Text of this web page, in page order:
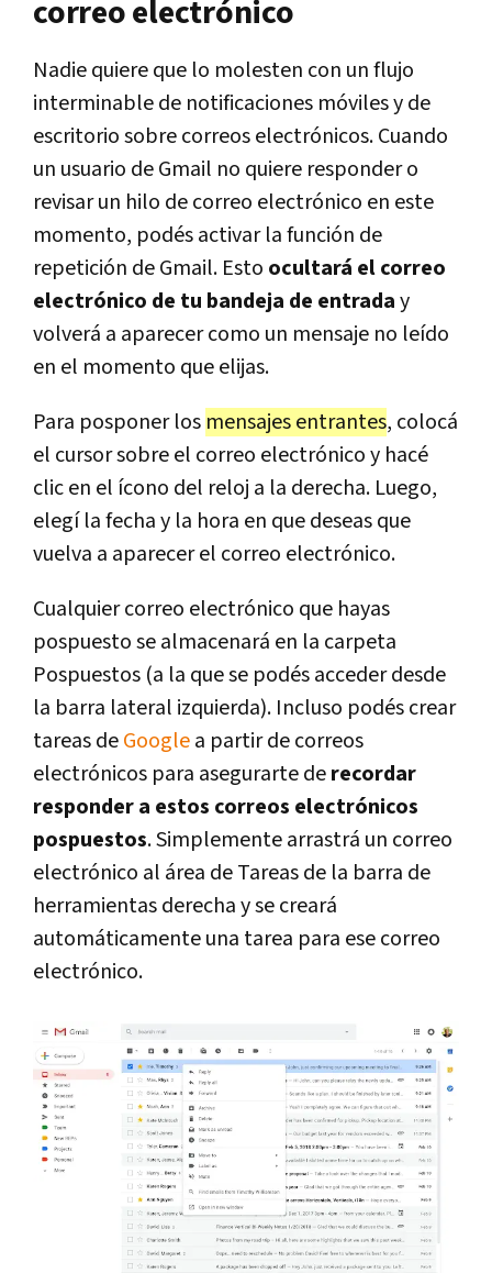
correo electrónico
Nadie quiere que lo molesten con un flujo
interminable de notificaciones móviles y de
escritorio sobre correos electrónicos. Cuando
un usuario de Gmail no quiere responder o
revisar un hilo de correo electrónico en este
momento, podés activar la función de
repetición de Gmail. Esto ocultará el correo
electrónico de tu bandeja de entraday
volverá a aparecer como un mensaje no leído
en el momento que elijas.
Para posponer los mensajes entrantes, colocá
el cursor sobre el correo electrónico y hacé
clic en el ícono del reloj a la derecha. Luego,
elegí la fecha y la hora en que deseas que
vuelva a aparecer el correo electrónico.
Cualquier correo electrónico que hayas
pospuesto se almacenará en la carpeta
Pospuestos (a la que se podés acceder desde
la barra lateral izquierda). Incluso podés crear
tareas deGooglea partir de correos
electrónicos para asegurarte derecordar
responder a estos correos electrónicos
pospuestos. Simplemente arrastrá un correo
electrónico al área de Tareas de la barra de
herramientas derecha y se creará
automáticamente una tarea para ese correo
electrónico.